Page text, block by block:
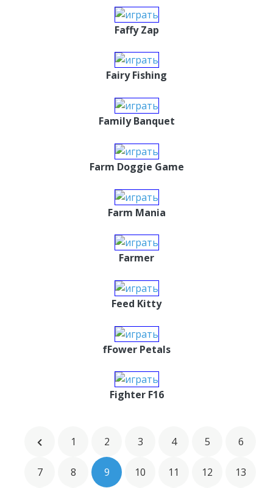
Faffy Zap
Fairy Fishing
Family Banquet
Farm Doggie Game
Farm Mania
Farmer
Feed Kitty
fFower Petals
Fighter F16
1 2 3 4 5 6
7 8 9 10 11 12 13